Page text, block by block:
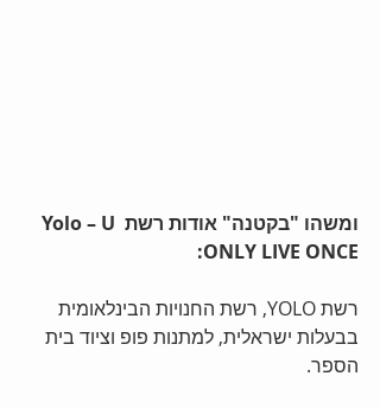
ומשהו "בקטנה" אודות רשת Yolo – U
ONLY LIVE ONCE:
רשת YOLO, רשת החנויות הבינלאומית
בבעלות ישראלית, למתנות פופ וציוד בית
הספר.